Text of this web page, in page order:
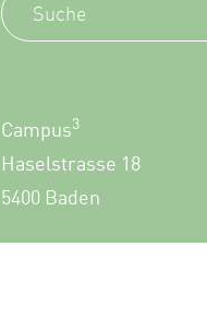
Campus3
Haselstrasse 18
5400 Baden